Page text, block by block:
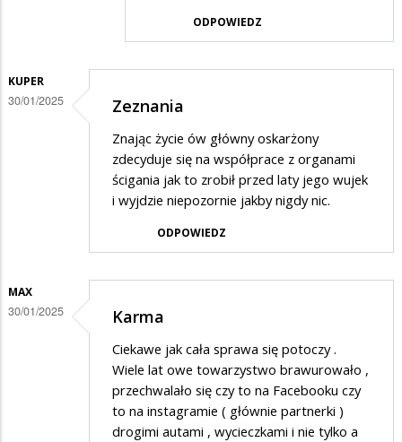
ODPOWIEDZ
KUPER
30/01/2025 Zeznania
Znając życie ów główny oskarżony
zdecyduje się na współprace z organami
ścigania jak to zrobił przed laty jego wujek
i wyjdzie niepozornie jakby nigdy nic.
ODPOWIEDZ
MAX
30/01/2025 Karma
Ciekawe jak cała sprawa się potoczy .
Wiele lat owe towarzystwo brawurowało ,
przechwalało się czy to na Facebooku czy
to na instagramie ( głównie partnerki )
drogimi autami , wycieczkami i nie tylko a